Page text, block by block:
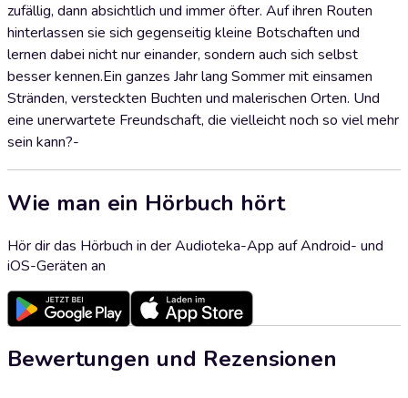
zufällig, dann absichtlich und immer öfter. Auf ihren Routen
hinterlassen sie sich gegenseitig kleine Botschaften und
lernen dabei nicht nur einander, sondern auch sich selbst
besser kennen.Ein ganzes Jahr lang Sommer mit einsamen
Stränden, versteckten Buchten und malerischen Orten. Und
eine unerwartete Freundschaft, die vielleicht noch so viel mehr
sein kann?-
Wie man ein Hörbuch hört
Hör dir das Hörbuch in der Audioteka-App auf Android- und
iOS-Geräten an
Bewertungen und Rezensionen